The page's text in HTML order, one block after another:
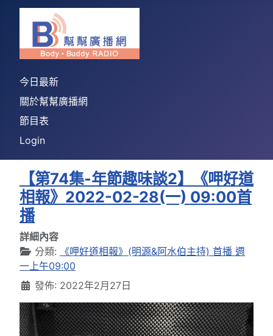
今日最新
關於幫幫廣播網
節目表
Login
【第74集-年節趣味談2】《呷好道
相報》2022-02-28(一) 09:00首
播
詳細內容
分類:
《呷好道相報》(明源&阿水伯主持) 首播 週
一上午09:00
發佈: 2022年2月27日